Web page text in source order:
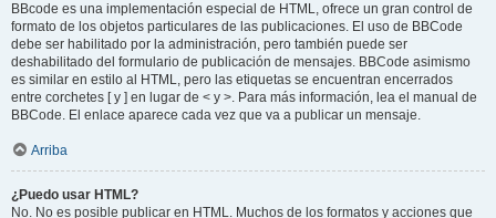
BBcode es una implementación especial de HTML, ofrece un gran control de
formato de los objetos particulares de las publicaciones. El uso de BBCode
debe ser habilitado por la administración, pero también puede ser
deshabilitado del formulario de publicación de mensajes. BBCode asimismo
es similar en estilo al HTML, pero las etiquetas se encuentran encerrados
entre corchetes [ y ] en lugar de < y >. Para más información, lea el manual de
BBCode. El enlace aparece cada vez que va a publicar un mensaje.
Arriba
¿Puedo usar HTML?
No. No es posible publicar en HTML. Muchos de los formatos y acciones que